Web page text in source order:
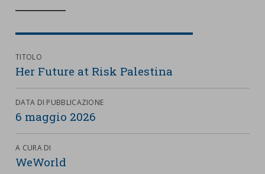
Centro studi
Aziende e Fondazioni
Lavora con noi
TITOLO
Her Future at Risk Palestina
DATA DI PUBBLICAZIONE
6 maggio 2026
A CURA DI
WeWorld